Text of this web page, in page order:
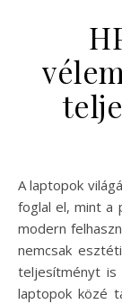
A laptopok világában a HP Spectre x360 kiemelkedő helyet
foglal el, mint a
modern
nemcsak
teljesítményt
laptopok közé